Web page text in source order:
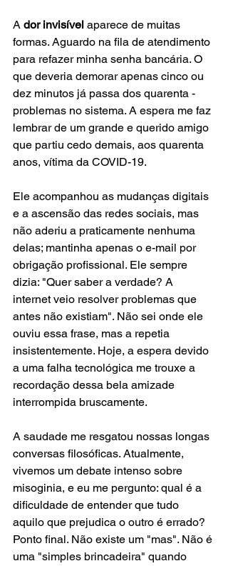
A dor invisível aparece de muitas
formas. Aguardo na fila de atendimento
para refazer minha senha bancária. O
que deveria demorar apenas cinco ou
dez minutos já passa dos quarenta -
problemas no sistema. A espera me faz
lembrar de um grande e querido amigo
que partiu cedo demais, aos quarenta
anos, vítima da COVID-19.
Ele acompanhou as mudanças digitais
e a ascensão das redes sociais, mas
não aderiu a praticamente nenhuma
delas; mantinha apenas o e-mail por
obrigação profissional. Ele sempre
dizia: "Quer saber a verdade? A
internet veio resolver problemas que
antes não existiam". Não sei onde ele
ouviu essa frase, mas a repetia
insistentemente. Hoje, a espera devido
a uma falha tecnológica me trouxe a
recordação dessa bela amizade
interrompida bruscamente.
A saudade me resgatou nossas longas
conversas filosóficas. Atualmente,
vivemos um debate intenso sobre
misoginia, e eu me pergunto: qual é a
dificuldade de entender que tudo
aquilo que prejudica o outro é errado?
Ponto final. Não existe um "mas". Não é
uma "simples brincadeira" quando